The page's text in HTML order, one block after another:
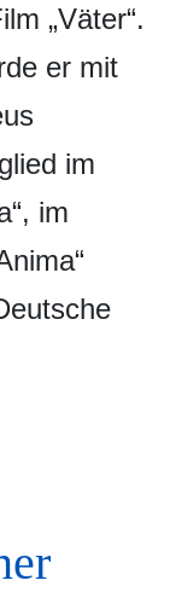
„Väter“.
er mit
im
im